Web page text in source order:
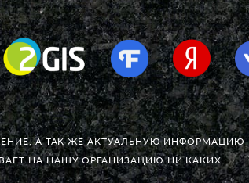
А ТАК ЖЕ АКТУАЛЬНУЮ ИНФОРМАЦИЮ
НА НАШУ ОРГАНИЗАЦИЮ НИ КАКИХ